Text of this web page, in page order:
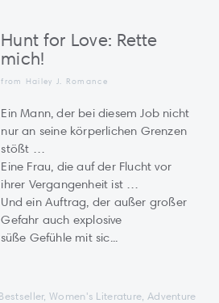
Hunt for Love: Rette
mich!
from Hailey J. Romance
Ein Mann, der bei diesem Job nicht
nur an seine körperlichen Grenzen
stößt …
Eine Frau, die auf der Flucht vor
ihrer Vergangenheit ist …
Und ein Auftrag, der außer großer
Gefahr auch explosive
Gefühle mit sic...
Women's Literature, Adventure